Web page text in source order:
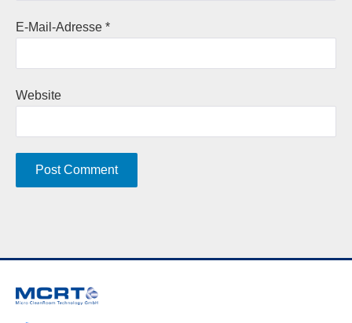
E-Mail-Adresse *
Website
t
r